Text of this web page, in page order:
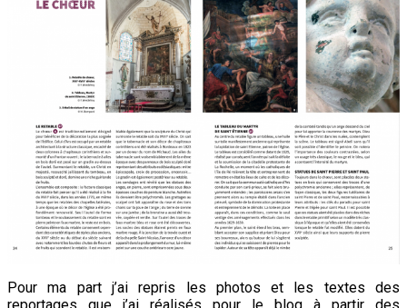
Pour ma part j’ai repris les photos et les textes des
reportages que j’ai réalisés pour le blog à partir des